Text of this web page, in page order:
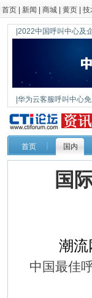
首页 新闻 商城 黄页 技
|2022中国呼叫中心及
|华为云客服呼叫中心
|鼎信通达新一代语音网
首页 国内
国
潮流网
中国最佳